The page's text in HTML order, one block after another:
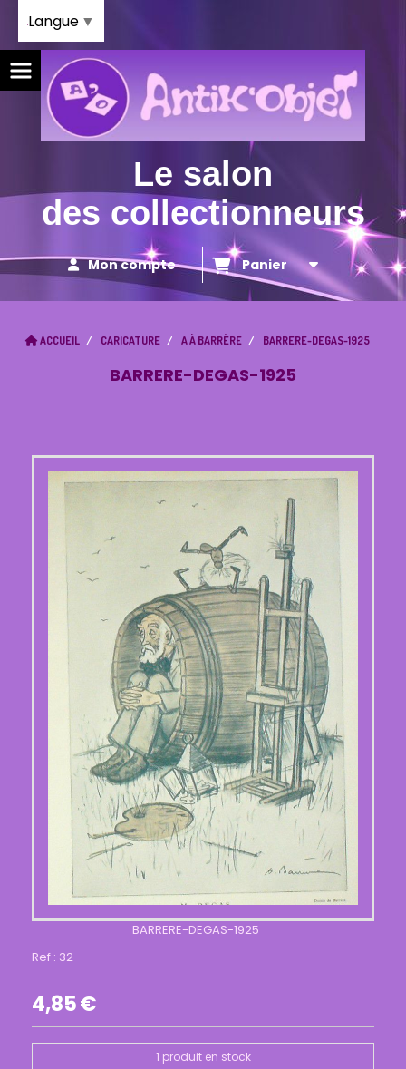
Le salon
des collectionneurs
Mon compte Panier
ACCUEIL CARICATURE A À BARRÈRE BARRERE-DEGAS-1925
BARRERE-DEGAS-1925
BARRERE-DEGAS-1925
Ref : 32
4,85€
1 produit en stock
Langue ▼